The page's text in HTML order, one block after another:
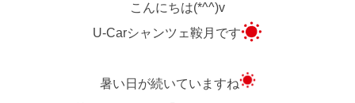
こんにちは(*^^)v
U-Carシャンツェ鞍月です
暑い日が続いていますね